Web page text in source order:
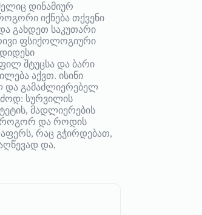
დინამიურ
იქნება თქვენი
გახდეთ საკუთარი
ფსიქოლოგიური
შტუცსა და ბარი
აქვთ. ისინი
და გამაძლიერებელ
სურვილის
მადლიერების
როგორ და როდის
რაც გჭირდებათ,
და,